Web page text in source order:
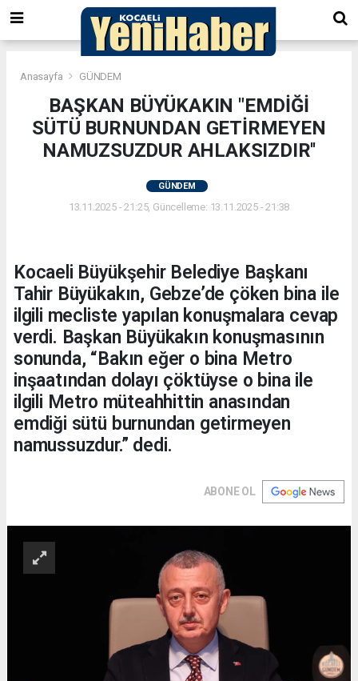
Anasayfa GÜNDEM
BAŞKAN BÜYÜKAKIN "EMDİĞİ
SÜTÜ BURNUNDAN GETİRMEYEN
NAMUZSUZDUR AHLAKSIZDIR''
GÜNDEM
13.11.2025 - 21:25, Güncelleme: 13.11.2025 - 21:38
Kocaeli Büyükşehir Belediye Başkanı
Tahir Büyükakın, Gebze’de çöken bina ile
ilgili mecliste yapılan konuşmalara cevap
verdi. Başkan Büyükakın konuşmasının
sonunda, “Bakın eğer o bina Metro
inşaatından dolayı çöktüyse o bina ile
ilgili Metro müteahhittin anasından
emdiği sütü burnundan getirmeyen
namussuzdur.” dedi.
ABONE OL